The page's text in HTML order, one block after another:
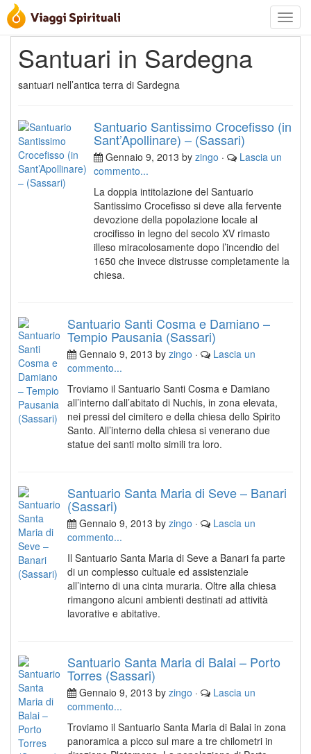
Toggle
Santuari in Sardegna
santuari nell’antica terra di Sardegna
Santuario Santissimo Crocefisso (in
Sant’Apollinare) – (Sassari)
Gennaio 9, 2013 by zingo ·
Lascia un
commento...
La doppia intitolazione del Santuario
Santissimo Crocefisso si deve alla fervente
devozione della popolazione locale al
crocifisso in legno del secolo XV rimasto
illeso miracolosamente dopo l’incendio del
1650 che invece distrusse completamente la
chiesa.
Santuario Santi Cosma e Damiano –
Tempio Pausania (Sassari)
Gennaio 9, 2013 by zingo ·
Lascia un
commento...
Troviamo il Santuario Santi Cosma e Damiano
all’interno dall’abitato di Nuchis, in zona elevata,
nei pressi del cimitero e della chiesa dello Spirito
Santo. All’interno della chiesa si venerano due
statue dei santi molto simili tra loro.
Santuario Santa Maria di Seve – Banari
(Sassari)
Gennaio 9, 2013 by zingo ·
Lascia un
commento...
Il Santuario Santa Maria di Seve a Banari fa parte
di un complesso cultuale ed assistenziale
all’interno di una cinta muraria. Oltre alla chiesa
rimangono alcuni ambienti destinati ad attività
lavorative e abitative.
Santuario Santa Maria di Balai – Porto
Torres (Sassari)
Gennaio 9, 2013 by zingo ·
Lascia un
commento...
Troviamo il Santuario Santa Maria di Balai in zona
panoramica a picco sul mare a tre chilometri in